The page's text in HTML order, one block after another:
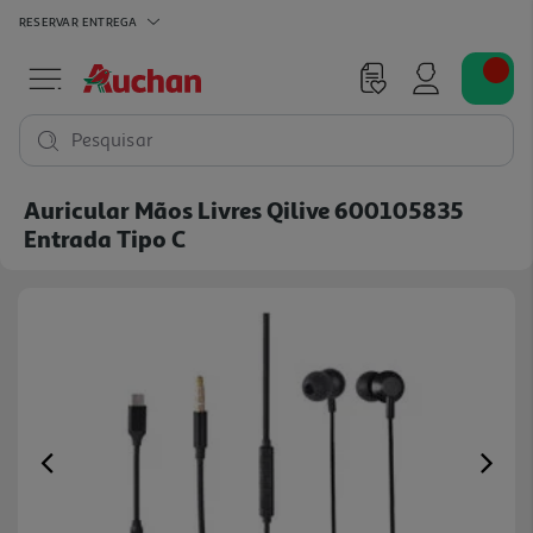
RESERVAR ENTREGA
Pesquisar
Auricular Mãos Livres Qilive 600105835
Entrada Tipo C
Previous